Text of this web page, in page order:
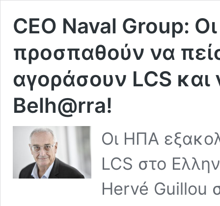
CEO Naval Group:
προσπαθούν να
αγοράσουν LCS
Belh@rra!
Οι ΗΠΑ
LCS στο
Hervé Guillou